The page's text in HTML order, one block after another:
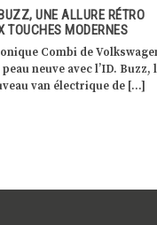
L’OR BLEU
à une ressource à la fois
et fragile,
de la gestion de